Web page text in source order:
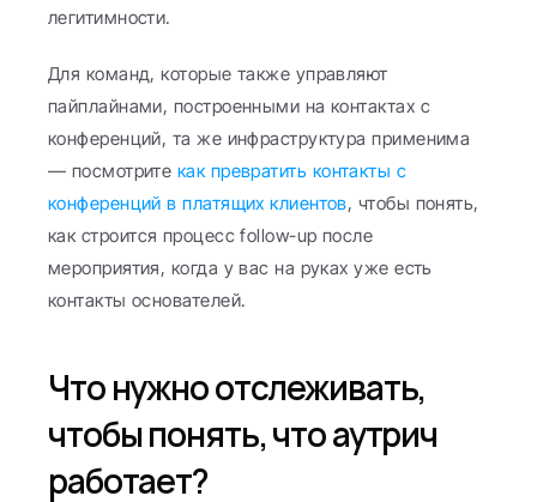
легитимности.
Для команд, которые также управляют
пайплайнами, построенными на контактах с
конференций, та же инфраструктура применима
— посмотрите как превратить контакты с
конференций в платящих клиентов, чтобы понять,
как строится процесс follow-up после
мероприятия, когда у вас на руках уже есть
контакты основателей.
Что нужно отслеживать,
чтобы понять, что аутрич
работает?